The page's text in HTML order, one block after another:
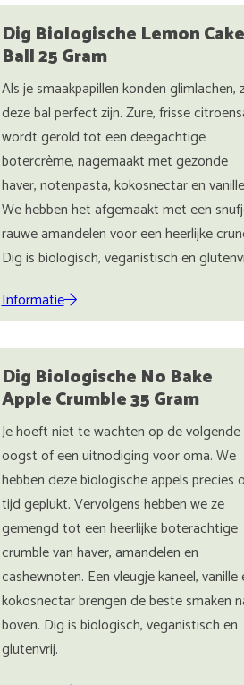
Dig Biologische Lemon Cake
Ball 25 Gram
Als je smaakpapillen konden glimlachen,
deze bal perfect zijn. Zure, frisse
wordt gerold tot een deegachtige
botercrème, nagemaakt met gezonde
haver, notenpasta, kokosnectar en
We hebben het afgemaakt met een
rauwe amandelen voor een heerlijke
Dig is biologisch, veganistisch en
Informatie
Dig Biologische No Bake
Apple Crumble 35 Gram
Je hoeft niet te wachten op de volgende
oogst of een uitnodiging voor oma. We
hebben deze biologische appels precies
tijd geplukt. Vervolgens hebben we ze
gemengd tot een heerlijke boterachtige
crumble van haver, amandelen en
cashewnoten. Een vleugje kaneel, vanille
kokosnectar brengen de beste smaken
boven. Dig is biologisch, veganistisch en
glutenvrij.